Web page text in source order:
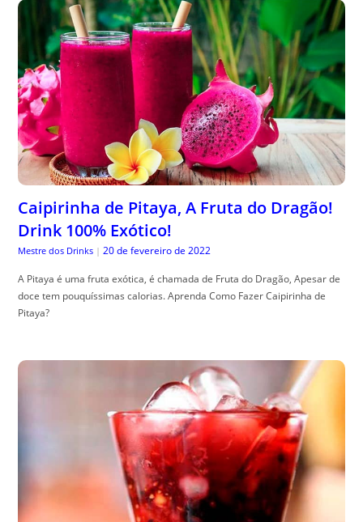
Caipirinha de Pitaya, A Fruta do Dragão!
Drink 100% Exótico!
Mestre dos Drinks | 20 de fevereiro de 2022
A Pitaya é uma fruta exótica, é chamada de Fruta do Dragão, Apesar de
doce tem pouquíssimas calorias. Aprenda Como Fazer Caipirinha de
Pitaya?